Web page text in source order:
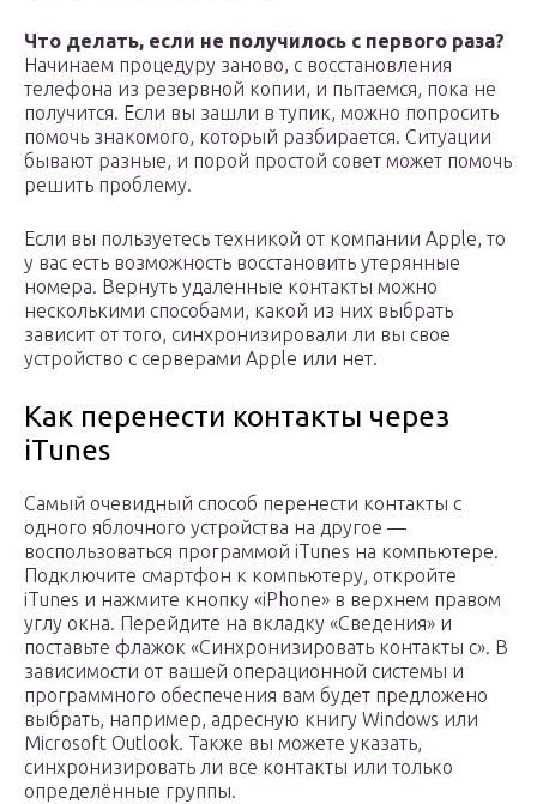
Что делать, если не получилось с первого раза?
Начинаем процедуру заново, с восстановления
телефона из резервной копии, и пытаемся, пока не
получится. Если вы зашли в тупик, можно попросить
помочь знакомого, который разбирается. Ситуации
бывают разные, и порой простой совет может помочь
решить проблему.
Если вы пользуетесь техникой от компании Apple, то
у вас есть возможность восстановить утерянные
номера. Вернуть удаленные контакты можно
несколькими способами, какой из них выбрать
зависит от того, синхронизировали ли вы свое
устройство с серверами Apple или нет.
Как перенести контакты через
iTunes
Самый очевидный способ перенести контакты с
одного яблочного устройства на другое —
воспользоваться программой iTunes на компьютере.
Подключите смартфон к компьютеру, откройте
iTunes и нажмите кнопку «iPhone» в верхнем правом
углу окна. Перейдите на вкладку «Сведения» и
поставьте флажок «Синхронизировать контакты с». В
зависимости от вашей операционной системы и
программного обеспечения вам будет предложено
выбрать, например, адресную книгу Windows или
Microsoft Outlook. Также вы можете указать,
синхронизировать ли все контакты или только
определённые группы.